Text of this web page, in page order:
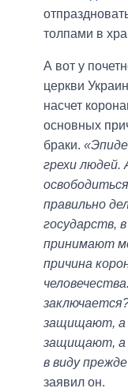
толпами в
А вот у
церкви
насчет
основных
браки.
грехи людей.
правильно
государств,
принимают
причина
защищают, а
защищают, а
в виду
заявил он.